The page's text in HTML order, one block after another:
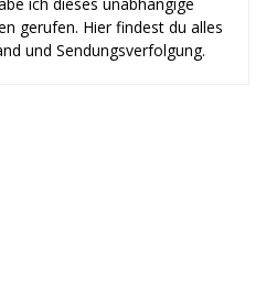
gerufen. Hier findest du alles
und Sendungsverfolgung.